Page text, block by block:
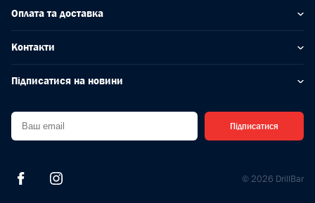
Оплата та доставка
Контакти
Підписатися на новини
Підписатися
© 2026 DrillBar